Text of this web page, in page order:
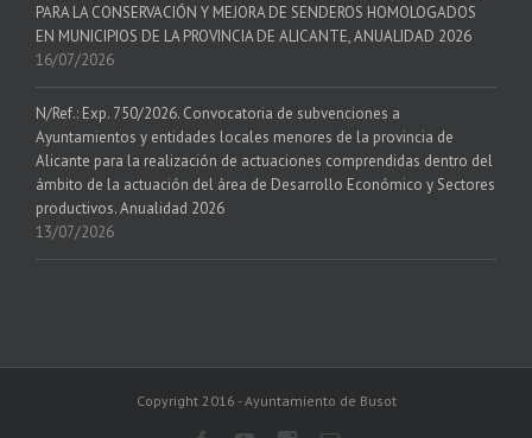
PARA LA CONSERVACIÓN Y MEJORA DE SENDEROS HOMOLOGADOS
EN MUNICIPIOS DE LA PROVINCIA DE ALICANTE, ANUALIDAD 2026
16/07/2026
N/Ref.: Exp. 750/2026. Convocatoria de subvenciones a
Ayuntamientos y entidades locales menores de la provincia de
Alicante para la realización de actuaciones comprendidas dentro del
ámbito de la actuación del área de Desarrollo Económico y Sectores
productivos. Anualidad 2026
13/07/2026
Copyright 2016 - Ayuntamiento de Busot